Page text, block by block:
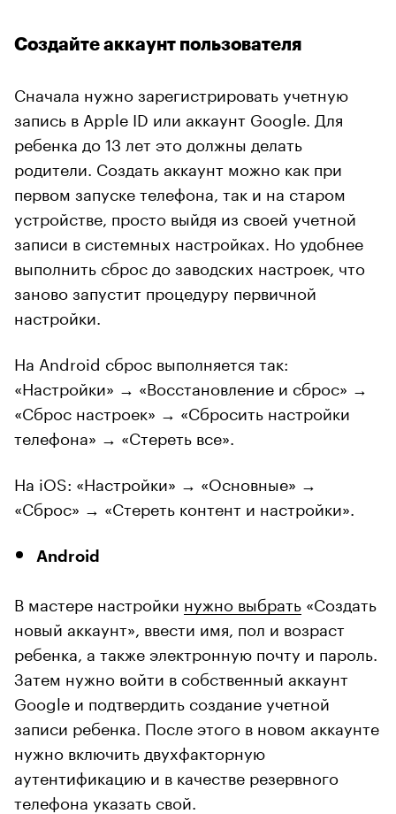
Создайте аккаунт пользователя
Сначала нужно зарегистрировать учетную
запись в Apple ID или аккаунт Google. Для
ребенка до 13 лет это должны делать
родители. Создать аккаунт можно как при
первом запуске телефона, так и на старом
устройстве, просто выйдя из своей учетной
записи в системных настройках. Но удобнее
выполнить сброс до заводских настроек, что
заново запустит процедуру первичной
настройки.
На Android сброс выполняется так:
«Настройки» → «Восстановление и сброс» →
«Сброс настроек» → «Сбросить настройки
телефона» → «Стереть все».
На iOS: «Настройки» → «Основные» →
«Сброс» → «Стереть контент и настройки».
Android
В мастере настройки нужно выбрать «Создать
новый аккаунт», ввести имя, пол и возраст
ребенка, а также электронную почту и пароль.
Затем нужно войти в собственный аккаунт
Google и подтвердить создание учетной
записи ребенка. После этого в новом аккаунте
нужно включить двухфакторную
аутентификацию и в качестве резервного
телефона указать свой.